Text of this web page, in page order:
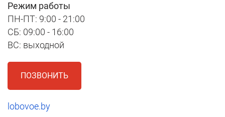
Режим работы
ПН-ПТ: 9:00 - 21:00
СБ: 09:00 - 16:00
ВС: выходной
ПОЗВОНИТЬ
lobovoe.by